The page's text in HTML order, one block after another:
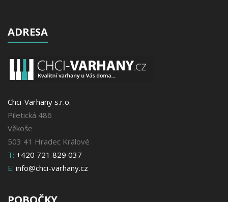
ADRESA
Chci-Varhany s.r.o.
Piletická 486
Věkoše
503 41 Hradec Králové
T: +420 721 829 037
E: info@chci-varhany.cz